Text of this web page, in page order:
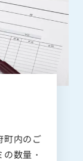
町内のご
数量・